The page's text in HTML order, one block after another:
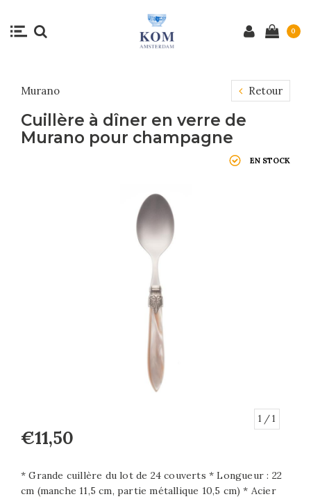
0
Murano Retour
Cuillère à dîner en verre de
Murano pour champagne
EN STOCK
1 / 1
€11,50
* Grande cuillère du lot de 24 couverts * Longueur : 22
cm (manche 11,5 cm, partie métallique 10,5 cm) * Acier